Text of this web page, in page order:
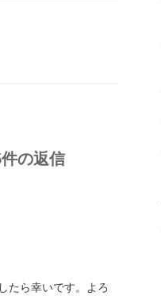
の返信
たら幸いです。よろ